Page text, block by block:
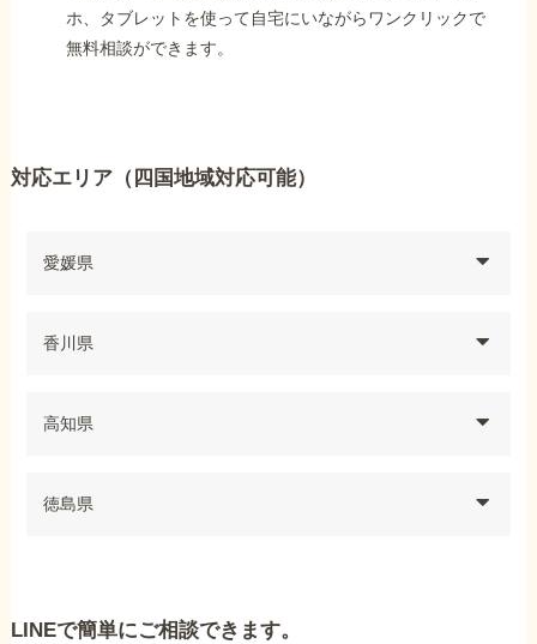
ホ、タブレットを使って自宅にいながらワンクリックで
無料相談ができます。
対応エリア（四国地域対応可能）
愛媛県
香川県
高知県
徳島県
LINEで簡単にご相談できます。